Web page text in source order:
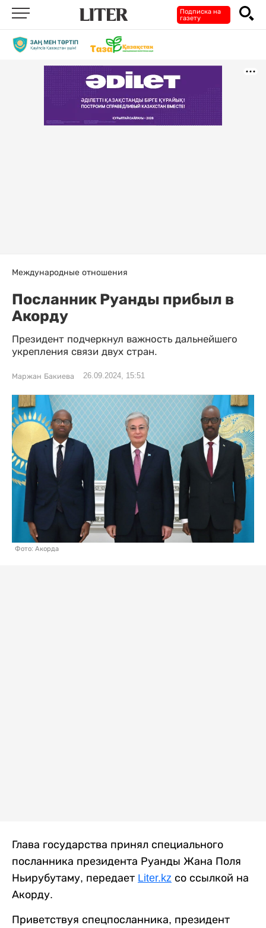
Подписка на
газету
Международные отношения
Посланник Руанды прибыл в
Акорду
Президент подчеркнул важность дальнейшего
укрепления связи двух стран.
Маржан Бакиева 26.09.2024, 15:51
Фото: Акорда
Глава государства принял специального
посланника президента Руанды Жана Поля
Ньирубутаму, передает Liter.kz со ссылкой на
Акорду.
Приветствуя спецпосланника, президент